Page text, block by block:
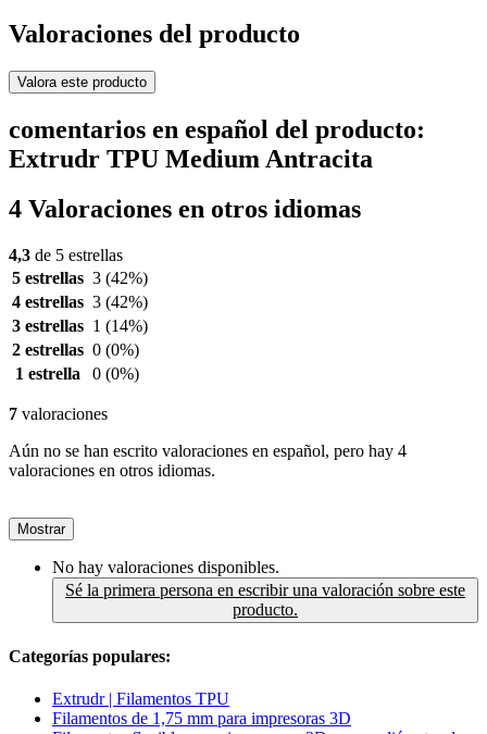
Valoraciones del producto
Valora este producto
comentarios en español del producto:
Extrudr TPU Medium Antracita
4 Valoraciones en otros idiomas
4,3 de 5 estrellas
5 estrellas 3 (42%)
4 estrellas 3 (42%)
3 estrellas 1 (14%)
2 estrellas 0 (0%)
1 estrella
0 (0%)
7 valoraciones
Aún no se han escrito valoraciones en español, pero hay 4
valoraciones en otros idiomas.
Mostrar
No hay valoraciones disponibles.
Sé la primera persona en escribir una valoración sobre este
producto.
Categorías populares:
Extrudr | Filamentos TPU
Filamentos de 1,75 mm para impresoras 3D